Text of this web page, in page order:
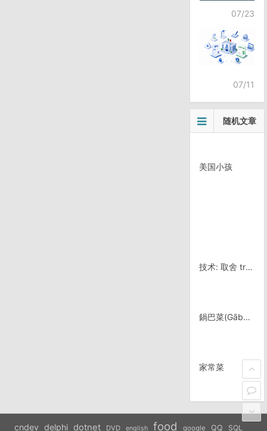
07/23
07/11
随机文章
美国小孩
技术: 取舍 try finally
鍋巴菜(Gābacài)
家常菜
cndev delphi dotnet DVD english food google QQ SQL